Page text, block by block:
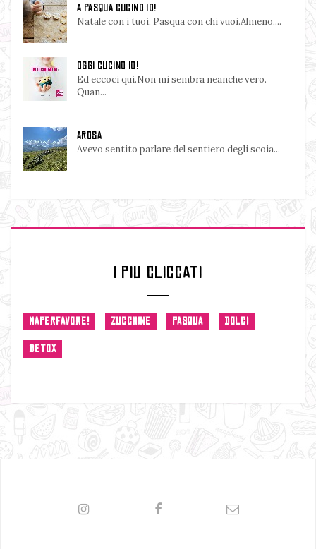
A PASQUA CUCINO IO!
Natale con i tuoi, Pasqua con chi vuoi.Almeno,...
OGGI CUCINO IO!
Ed eccoci qui.Non mi sembra neanche vero.
Quan...
AROSA
Avevo sentito parlare del sentiero degli scoia...
I PIU CLICCATI
MAPERFAVORE! ZUCCHINE PASQUA DOLCI
DETOX